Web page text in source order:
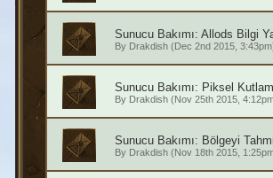
Sunucu Bakımı: Allods Bilgi
By Drakdish(Dec 2nd 2015,
Sunucu Bakımı: Piksel
By Drakdish(Nov 25th 2015,
Sunucu Bakımı: Bölgeyi
By Drakdish(Nov 18th 2015,